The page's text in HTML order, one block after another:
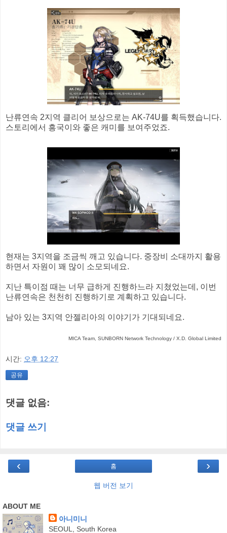
난류연속 2지역 클리어 보상으로는 AK-74U를 획득했습니다.
스토리에서 흥국이와 좋은 캐미를 보여주었죠.
현재는 3지역을 조금씩 깨고 있습니다. 중장비 소대까지 활용
하면서 자원이 꽤 많이 소모되네요.
지난 특이점 때는 너무 급하게 진행하느라 지쳤었는데, 이번
난류연속은 천천히 진행하기로 계획하고 있습니다.
남아 있는 3지역 안젤리아의 이야기가 기대되네요.
MICA Team, SUNBORN Network Technology / X.D. Global Limited
시간: 오후 12:27
공유
댓글 없음:
댓글 쓰기
‹ ›
홈
웹 버전 보기
ABOUT ME
아니미니
SEOUL, South Korea